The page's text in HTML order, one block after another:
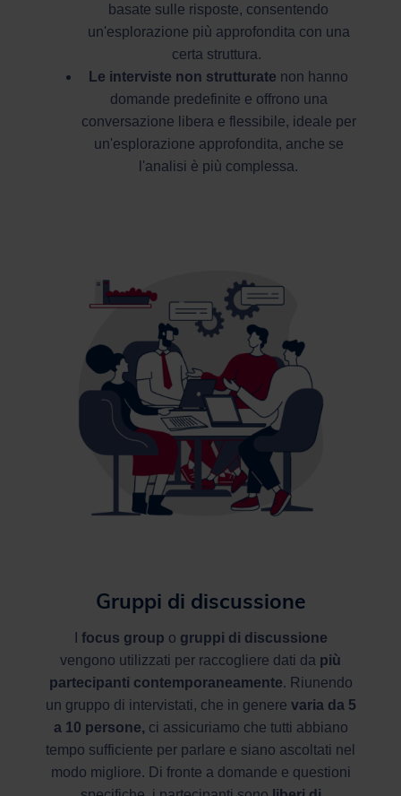
basate sulle risposte, consentendo
un'esplorazione più approfondita con una
certa struttura.
Le interviste non strutturate non hanno
domande predefinite e offrono una
conversazione libera e flessibile, ideale per
un'esplorazione approfondita, anche se
l'analisi è più complessa.
Gruppi di discussione
focus group o gruppi di discussione
vengono utilizzati per raccogliere dati da più
partecipanti contemporaneamente. Riunendo
un gruppo di intervistati, che in genere varia da 5
a 10 persone, ci assicuriamo che tutti abbiano
tempo sufficiente per parlare e siano ascoltati nel
modo migliore. Di fronte a domande e questioni